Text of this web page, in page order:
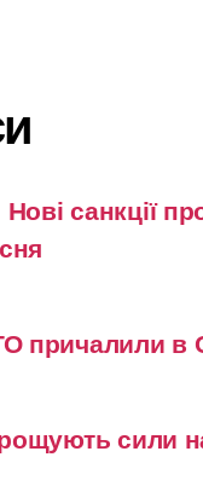
санкції
причалили в
сили